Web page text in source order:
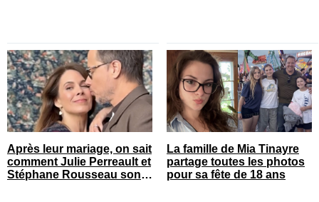
Après leur mariage, on sait
comment Julie Perreault et
Stéphane Rousseau sont
La famille de Mia Tinayre
partage toutes les photos
pour sa fête de 18 ans